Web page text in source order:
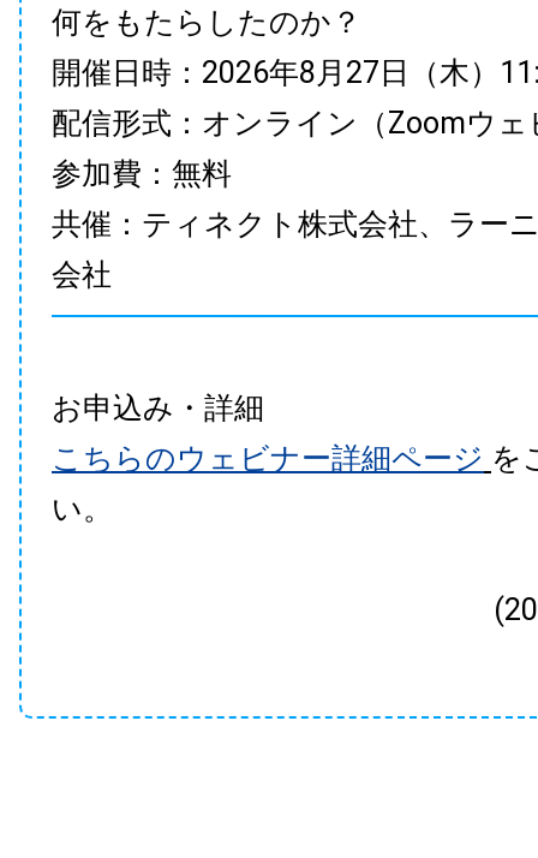
何をもたらしたのか？
開催日時：2026年8月27日（木）
配信形式：オンライン（Zoomウェ
参加費：無料
共催：ティネクト株式会社、ラー
会社
お申込み・詳細
こちらのウェビナー詳細ページ を
い。